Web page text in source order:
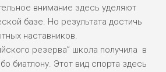
внимание здесь уделяют
базе. Но результата достичь
наставников.
резерва” школа получила в
биатлону. Этот вид спорта здесь